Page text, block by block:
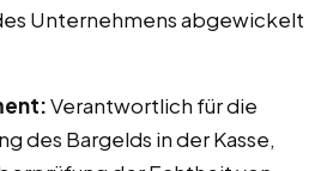
Unternehmens abgewickelt
Verantwortlich für die
des Bargelds in der Kasse,